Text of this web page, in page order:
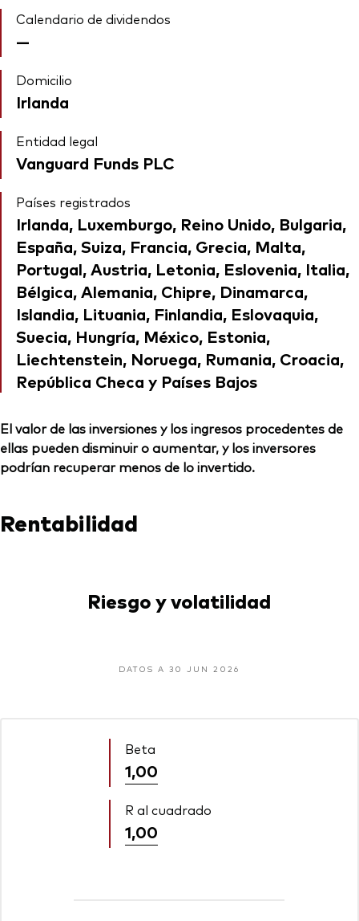
Calendario de dividendos
—
Domicilio
Irlanda
Entidad legal
Vanguard Funds PLC
Países registrados
Irlanda, Luxemburgo, Reino Unido, Bulgaria,
España, Suiza, Francia, Grecia, Malta,
Portugal, Austria, Letonia, Eslovenia, Italia,
Bélgica, Alemania, Chipre, Dinamarca,
Islandia, Lituania, Finlandia, Eslovaquia,
Suecia, Hungría, México, Estonia,
Liechtenstein, Noruega, Rumania, Croacia,
República Checa y Países Bajos
El valor de las inversiones y los ingresos procedentes de
ellas pueden disminuir o aumentar, y los inversores
podrían recuperar menos de lo invertido.
Rentabilidad
Riesgo y volatilidad
DATOS A 30 JUN 2026
Beta
1,00
R al cuadrado
1,00